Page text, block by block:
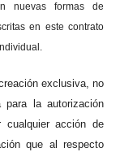
nuevas formas de
en este contrato
exclusiva, no
para la autorización
cualquier acción de
que al respecto